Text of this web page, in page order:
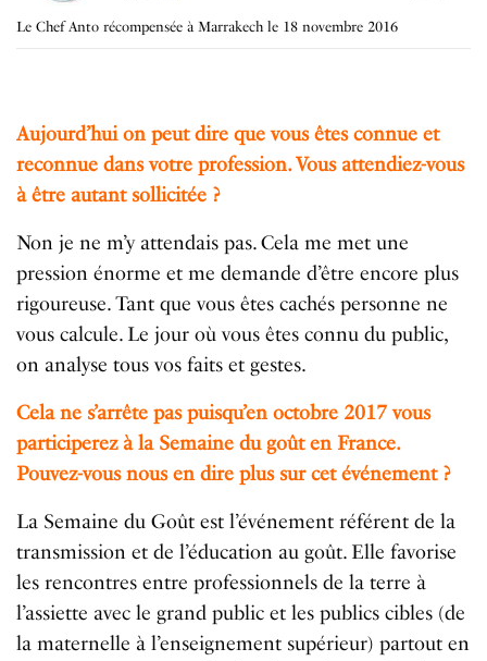
Le Chef Anto récompensée à Marrakech le 18 novembre 2016
Aujourd’hui on peut dire que vous êtes connue et
reconnue dans votre profession. Vous attendiez-vous
à être autant sollicitée ?
Non je ne m’y attendais pas. Cela me met une
pression énorme et me demande d’être encore plus
rigoureuse. Tant que vous êtes cachés personne ne
vous calcule. Le jour où vous êtes connu du public,
on analyse tous vos faits et gestes.
Cela ne s’arrête pas puisqu’en octobre 2017 vous
participerez à la Semaine du goût en France.
Pouvez-vous nous en dire plus sur cet événement ?
La Semaine du Goût est l’événement référent de la
transmission et de l’éducation au goût. Elle favorise
les rencontres entre professionnels de la terre à
l’assiette avec le grand public et les publics cibles (de
la maternelle à l’enseignement supérieur) partout en